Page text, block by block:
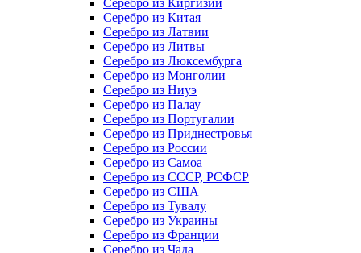
Серебро из Киргизии
Серебро из Китая
Серебро из Латвии
Серебро из Литвы
Серебро из Люксембурга
Серебро из Монголии
Серебро из Ниуэ
Серебро из Палау
Серебро из Португалии
Серебро из Приднестровья
Серебро из России
Серебро из Самоа
Серебро из СССР, РСФСР
Серебро из США
Серебро из Тувалу
Серебро из Украины
Серебро из Франции
Серебро из Чада